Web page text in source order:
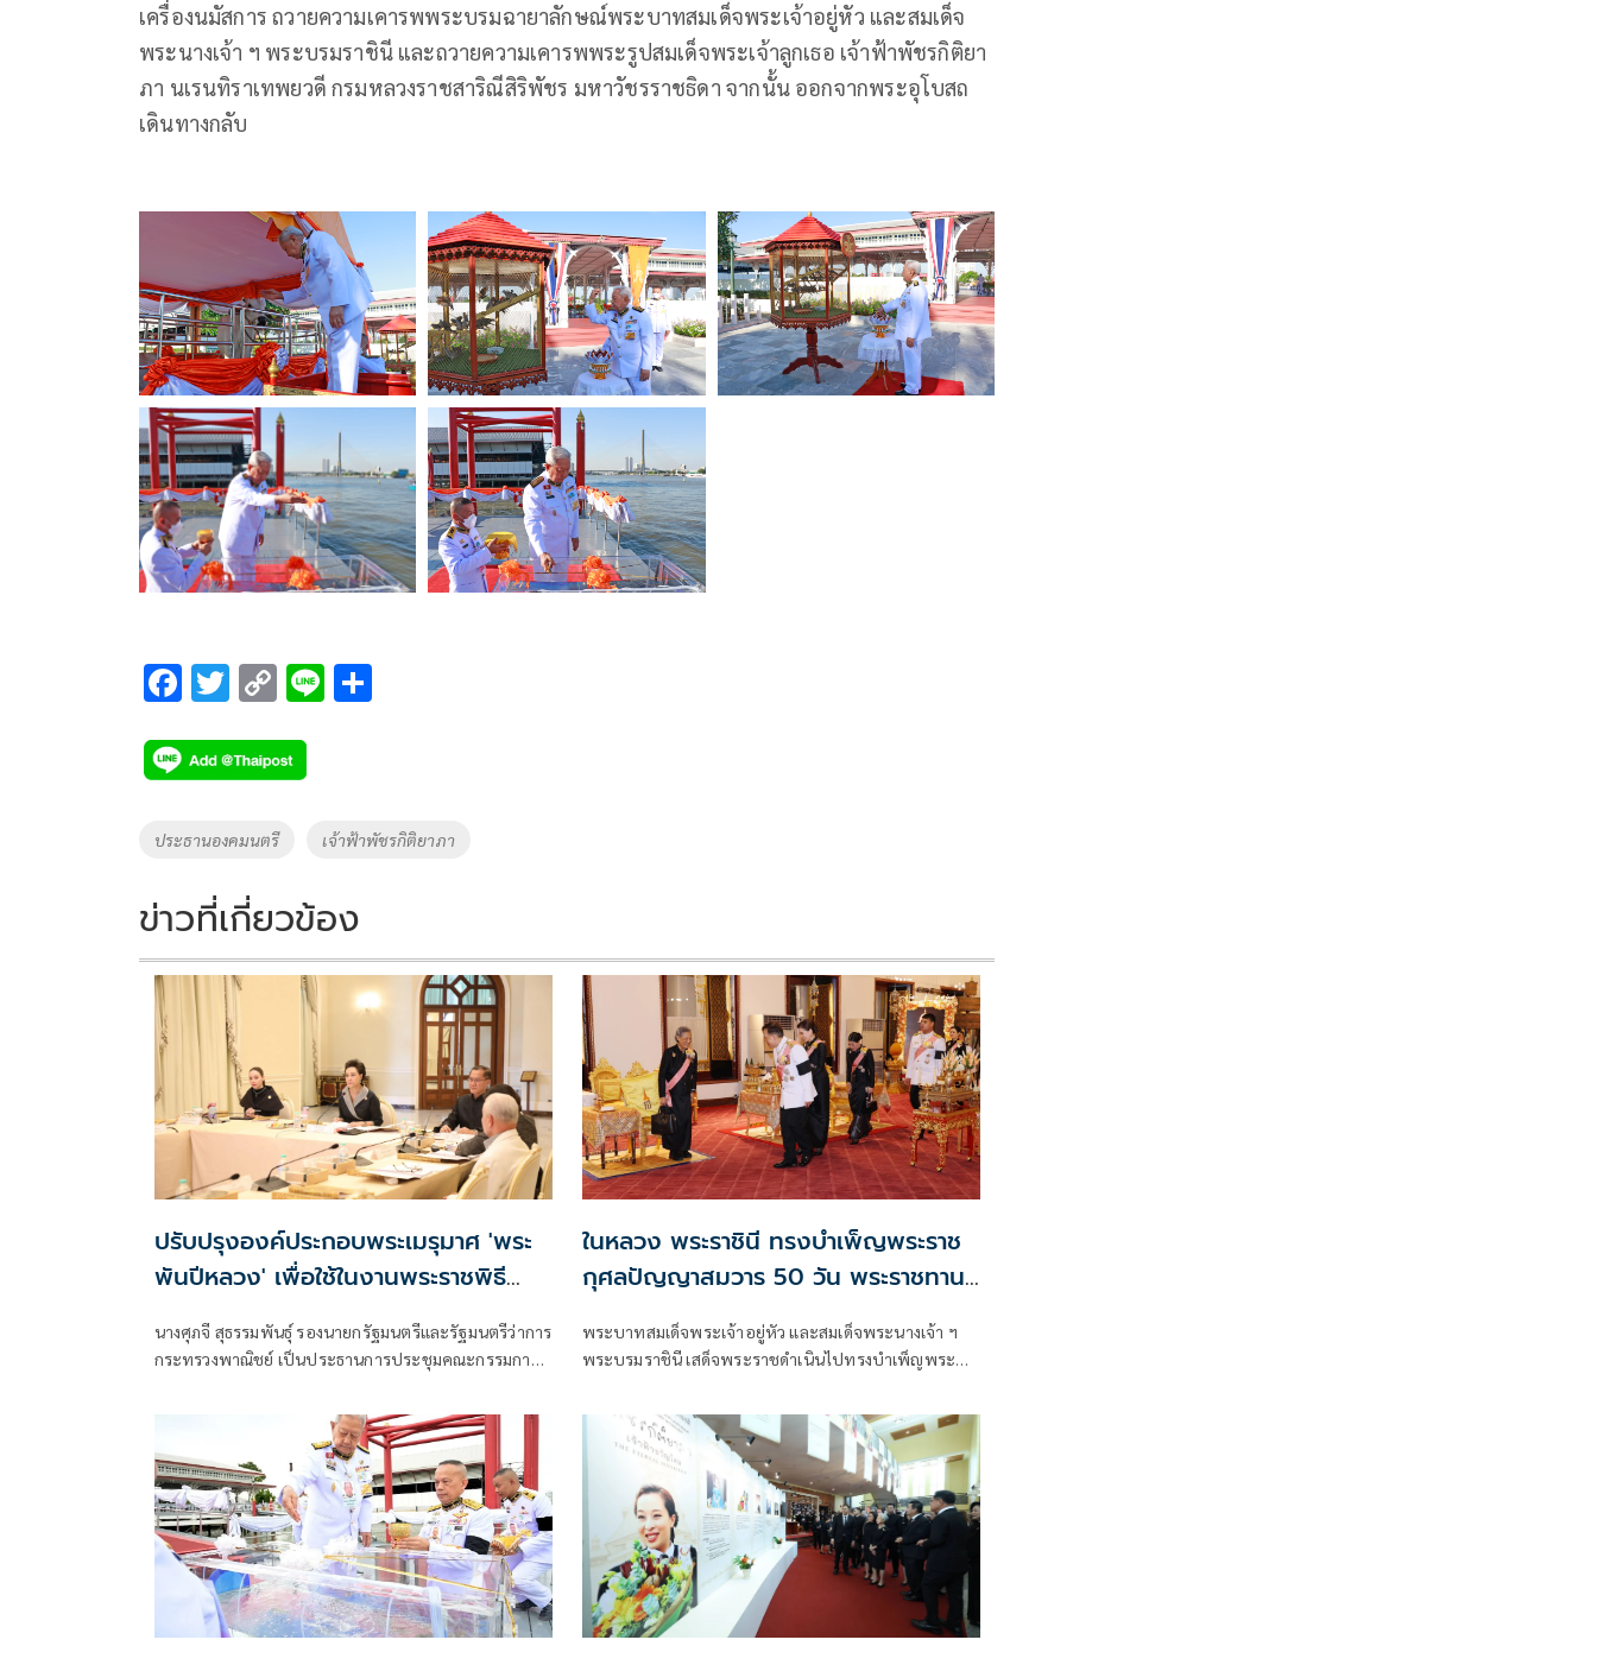
เครื่องนมัสการ ถวายความเคารพพระบรมฉายาลักษณ์พระบาทสมเด็จพระเจ้าอยู่หัว และสมเด็จ
พระนางเจ้า ฯ พระบรมราชินี และถวายความเคารพพระรูปสมเด็จพระเจ้าลูกเธอ เจ้าฟ้าพัชรกิติยา
ภา นเรนทิราเทพยวดี กรมหลวงราชสาริณีสิริพัชร มหาวัชรราชธิดา จากนั้น ออกจากพระอุโบสถ
เดินทางกลับ
F
e
b
o
k
T
tt
er
C
p
y
Li
k
Li
Tags
ประธานองคมนตรี เจ้าฟ้าพัชรกิติยาภา
ข่าวที่เกี่ยวข้อง
ปรับปรุงองค์ประกอบพระเมรุมาศ 'พระ
พันปีหลวง' เพื่อใช้ในงานพระราชพิธี
ยาภา'
นางศุภจี สุธรรมพันธุ์ รองนายกรัฐมนตรีและรัฐมนตรีว่าการ
กระทรวงพาณิชย์ เป็นประธานการประชุมคณะกรรมการ
เมรุมาศ และบูรณปฏิสังขรณ์ราชรถและพระยานมาศ งาน
พระราชพิธีถวายพระเพลิงพระบรมศพ สมเด็จพระนาง
เจ้าสิริกิติ์ พระบรมราชินีนาถ พ
ในหลวง พระราชินี ทรงบำเพ็ญพระราช
กุศลปัญญาสมวาร 50 วัน พระราชทาน
พระบาทสมเด็จพระเจ้าอยู่หัว และสมเด็จพระนางเจ้า ฯ
พระบรมราชินี เสด็จพระราชดำเนินไปทรงบำเพ็ญพระ
สมเด็จพระเจ้าลูกเธอ เจ้าฟ้าพัชรกิติยาภา นเรนทิราเทพย
วดี กรมหลวงราชสาริณีสิริพัชร มหาวัชรราชธิดา ณ
พระที่นั่งพิมานรัตยา พระบรมมหาราชวัง